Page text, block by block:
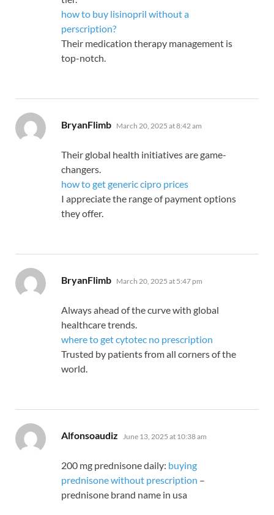
how to buy lisinopril without a
perscription?
Their medication therapy management is
top-notch.
BryanFlimb says:
March 20, 2025 at 8:42 am
Their global health initiatives are game-
changers.
how to get generic cipro prices
I appreciate the range of payment options
they offer.
BryanFlimb says:
March 20, 2025 at 5:47 pm
Always ahead of the curve with global
healthcare trends.
where to get cytotec no prescription
Trusted by patients from all corners of the
world.
Alfonsoaudiz says:
June 13, 2025 at 10:38 am
200 mg prednisone daily: buying
prednisone without prescription –
prednisone brand name in usa